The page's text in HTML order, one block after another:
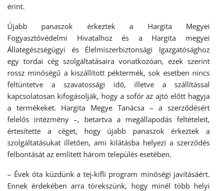
érint.
Újabb panaszok érkeztek a Hargita Megyei
Fogyasztóvédelmi Hivatalhoz és a Hargita megyei
Állategészségügyi és Élelmiszerbiztonsági Igazgatósághoz
egy tordai cég szolgáltatásaira vonatkozóan, ezek szerint
rossz minőségű a kiszállított péktermék, sok esetben nincs
feltüntetve a szavatossági idő, illetve a szállítással
kapcsolatosan kifogásolják, hogy a sofőr az ajtó előtt hagyja
a termékeket. Hargita Megye Tanácsa – a szerződésért
felelős intézmény –, betartva a megállapodás feltételeit,
értesítette a céget, hogy újabb panaszok érkeztek a
szolgáltatásukat illetően, ami kilátásba helyezi a szerződés
felbontását az említett három település esetében.
– Évek óta küzdünk a tej-kifli program minőségi javításáért.
Ennek érdekében arra törekszünk, hogy minél több helyi